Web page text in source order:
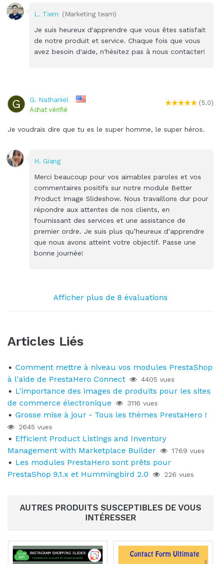
L. Tiem (Marketing team)
Je suis heureux d'apprendre que vous êtes satisfait
de notre produit et service. Chaque fois que vous
avez besoin d'aide, n'hésitez pas à nous contacter!
G G. Nathaniel
Achat vérifié
(5.0)
Je voudrais dire que tu es le super homme, le super héros.
H. Giang
Merci beaucoup pour vos aimables paroles et vos
commentaires positifs sur notre module Better
Product Image Slideshow. Nous travaillons dur pour
répondre aux attentes de nos clients, en
fournissant des services et une assistance de
premier ordre. Je suis plus qu’heureux d’apprendre
que nous avons atteint votre objectif. Passe une
bonne journée!
Afficher plus de 8 évaluations
Articles Liés
Comment mettre à niveau vos modules PrestaShop
à l'aide de PrestaHero Connect
4405 vues
L'importance des images de produits pour les sites
de commerce électronique
3116 vues
Grosse mise à jour - Tous les thèmes PrestaHero !
2645 vues
Efficient Product Listings and Inventory
Management with Marketplace Builder
1769 vues
Les modules PrestaHero sont prêts pour
PrestaShop 9.1.x et Hummingbird 2.0
226 vues
AUTRES PRODUITS SUSCEPTIBLES DE VOUS
INTÉRESSER